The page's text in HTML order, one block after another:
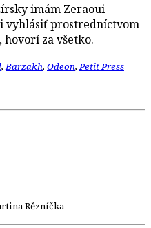
imám Zeraoui
vyhlásiť prostredníctvom
hovorí za všetko.
,Barzakh, Odeon,Petit Press
Rězníčka